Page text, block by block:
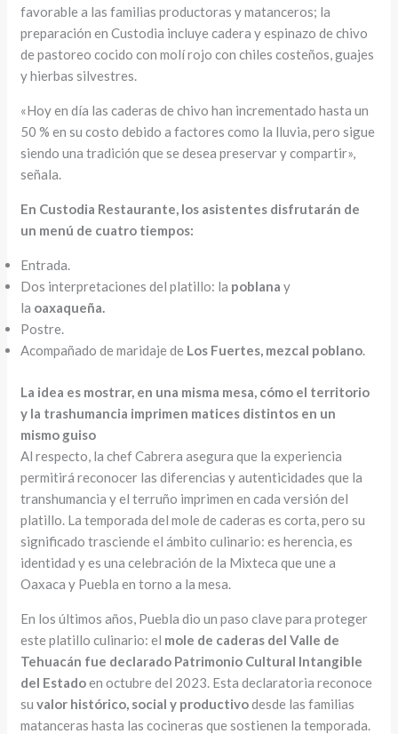
favorable a las familias productoras y matanceros; la
preparación en Custodia incluye cadera y espinazo de chivo
de pastoreo cocido con molí rojo con chiles costeños, guajes
y hierbas silvestres.
«Hoy en día las caderas de chivo han incrementado hasta un
50 % en su costo debido a factores como la lluvia, pero sigue
siendo una tradición que se desea preservar y compartir»,
señala.
En Custodia Restaurante, los asistentes disfrutarán de
un menú de cuatro tiempos:
Entrada.
Dos interpretaciones del platillo: la poblana y
la oaxaqueña.
Postre.
Acompañado de maridaje de Los Fuertes, mezcal poblano.
La idea es mostrar, en una misma mesa, cómo el territorio
y la trashumancia imprimen matices distintos en un
mismo guiso
Al respecto, la chef Cabrera asegura que la experiencia
permitirá reconocer las diferencias y autenticidades que la
transhumancia y el terruño imprimen en cada versión del
platillo. La temporada del mole de caderas es corta, pero su
significado trasciende el ámbito culinario: es herencia, es
identidad y es una celebración de la Mixteca que une a
Oaxaca y Puebla en torno a la mesa.
En los últimos años, Puebla dio un paso clave para proteger
este platillo culinario: el mole de caderas del Valle de
Tehuacán fue declarado Patrimonio Cultural Intangible
del Estadoen octubre del 2023. Esta declaratoria reconoce
suvalor histórico, social y productivodesde las familias
matanceras hasta las cocineras que sostienen la temporada.